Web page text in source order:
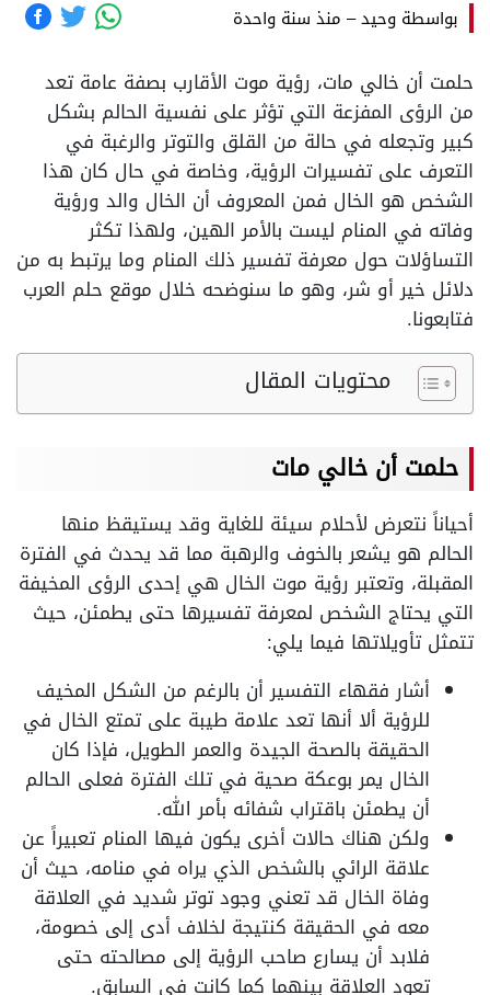
بواسطة وحيد– منذ سنة واحدة
حلمت أن خالي مات، رؤية موت الأقارب بصفة عامة تعد
من الرؤى المفزعة التي تؤثر على نفسية الحالم بشكل
كبير وتجعله في حالة من القلق والتوتر والرغبة في
التعرف على تفسيرات الرؤية، وخاصة في حال كان هذا
الشخص هو الخال فمن المعروف أن الخال والد ورؤية
وفاته في المنام ليست بالأمر الهين، ولهذا تكثر
التساؤلات حول معرفة تفسير ذلك المنام وما يرتبط به من
دلائل خير أو شر، وهو ما سنوضحه خلال موقع حلم العرب
فتابعونا.
محتويات المقال
حلمت أن خالي مات
أحياناً نتعرض لأحلام سيئة للغاية وقد يستيقظ منها
الحالم هو يشعر بالخوف والرهبة مما قد يحدث في الفترة
المقبلة، وتعتبر رؤية موت الخال هي إحدى الرؤى المخيفة
التي يحتاج الشخص لمعرفة تفسيرها حتى يطمئن، حيث
تتمثل تأويلاتها فيما يلي:
أشار فقهاء التفسير أن بالرغم من الشكل المخيف
للرؤية ألا أنها تعد علامة طيبة على تمتع الخال في
الحقيقة بالصحة الجيدة والعمر الطويل، فإذا كان
الخال يمر بوعكة صحية في تلك الفترة فعلى الحالم
أن يطمئن باقتراب شفائه بأمر الله.
ولكن هناك حالات أخرى يكون فيها المنام تعبيراً عن
علاقة الرائي بالشخص الذي يراه في منامه، حيث أن
وفاة الخال قد تعني وجود توتر شديد في العلاقة
معه في الحقيقة كنتيجة لخلاف أدى إلى خصومة،
فلابد أن يسارع صاحب الرؤية إلى مصالحته حتى
تعود العلاقة بينهما كما كانت في السابق.